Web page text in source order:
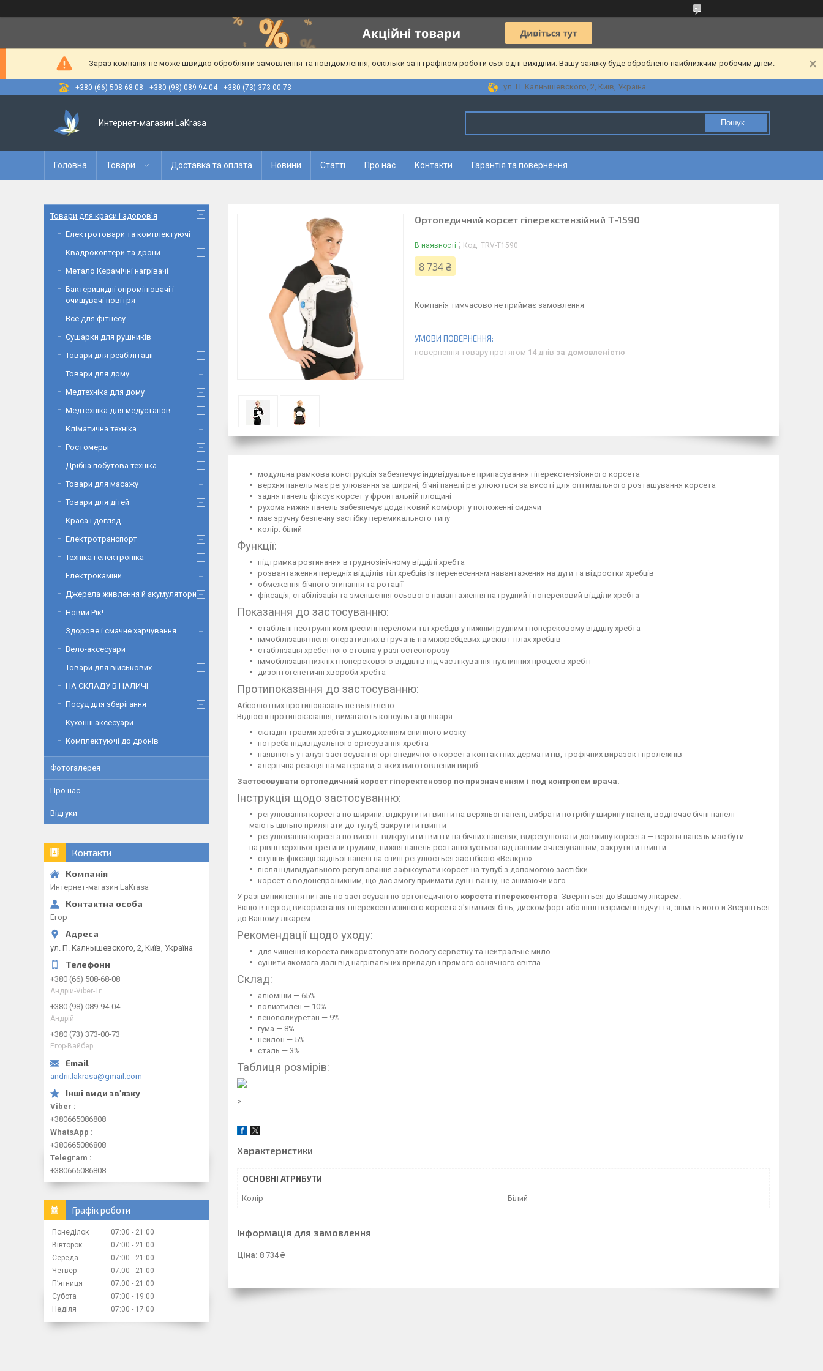
Зараз компанія не може швидко обробляти замовлення та повідомлення, оскільки за її графіком роботи сьогодні вихідний. Вашу заявку буде оброблено найближчим робочим днем.
+380 (66) 508-68-08 +380 (98) 089-94-04 +380 (73) 373-00-73 ул. П. Калнышевского, 2, Київ, Україна
Интернет-магазин LaKrasa Пошук...
Головна Товари Доставка та оплата Новини Статті Про нас Контакти Гарантія та повернення
Ортопедичний корсет гіперекстензійний Т-1590
В наявності Код: TRV-T1590
8 734 ₴
Компанія тимчасово не приймає замовлення
повернення товару протягом 14 днів за домовленістю
модульна рамкова конструкція забезпечує індивідуальне припасування гіперекстензіонного корсета
верхня панель має регулювання за ширині, бічні панелі регулюються за висоті для оптимального розташування корсета
задня панель фіксує корсет у фронтальній площині
рухома нижня панель забезпечує додатковий комфорт у положенні сидячи
має зручну безпечну застібку перемикального типу
колір: білий
Функції:
підтримка розгинання в груднозінічному відділі хребта
розвантаження передніх відділів тіл хребців із перенесенням навантаження на дуги та відростки хребців
обмеження бічного згинання та ротації
фіксація, стабілізація та зменшення осьового навантаження на грудний і поперековий відділи хребта
Показання до застосуванню:
стабільні неотруйні компресійні переломи тіл хребців у нижнімгрудним і поперековому відділу хребта
іммобілізація після оперативних втручань на міжхребцевих дисків і тілах хребців
стабілізація хребетного стовпа у разі остеопорозу
іммобілізація нижніх і поперекового відділів під час лікування пухлинних процесів хребті
дизонтогенетичні хвороби хребта
Протипоказання до застосуванню:
Абсолютних протипоказань не выявлено.
Відносні протипоказання, вимагають консультації лікаря:
складні травми хребта з ушкодженням спинного мозку
потреба індивідуального ортезування хребта
наявність у галузі застосування ортопедичного корсета контактних дерматитів, трофічних виразок і пролежнів
алергічна реакція на матеріали, з яких виготовлений виріб
Застосовувати ортопедичний корсет гіперектенозор по призначенням і под контролем врача.
Інструкція щодо застосуванню:
регулювання корсета по ширини: відкрутити гвинти на верхньої панелі, вибрати потрібну ширину панелі, водночас бічні панелі
мають щільно прилягати до тулуб, закрутити гвинти
регулювання корсета по висоті: відкрутити гвинти на бічних панелях, відрегулювати довжину корсета — верхня панель має бути
на рівні верхньої третини грудини, нижня панель розташовується над ланним зчленуванням, закрутити гвинти
ступінь фіксації задньої панелі на спині регулюється застібкою «Велкро»
після індивідуального регулювання зафіксувати корсет на тулуб з допомогою застібки
корсет є водонепроникним, що дає змогу приймати душ і ванну, не знімаючи його
У разі виникнення питань по застосуванню ортопедичного корсета гіперексентора Зверніться до Вашому лікарем.
Якщо в період використання гіперексентизійного корсета з'явилися біль, дискомфорт або інші неприємні відчуття, зніміть його й Зверніться
до Вашому лікарем.
Рекомендації щодо уходу:
для чищення корсета використовувати вологу серветку та нейтральне мило
сушити якомога далі від нагрівальних приладів і прямого сонячного світла
Склад:
алюміній — 65%
полиэтилен — 10%
пенополиуретан — 9%
гума — 8%
нейлон — 5%
сталь — 3%
Таблиця розмірів:
>
Характеристики
ОСНОВНІ АТРИБУТИ
Колір Білий
Інформація для замовлення
Ціна: 8 734 ₴
Товари для краси і здоров'я
Електротовари та комплектуючі
Квадрокоптери та дрони
Метало Керамічні нагрівачі
Бактерицидні опромінювачі і
очищувачі повітря
Все для фітнесу
Сушарки для рушників
Товари для реабілітації
Товари для дому
Медтехніка для дому
Медтехніка для медустанов
Кліматична техніка
Ростомеры
Дрібна побутова техніка
Товари для масажу
Товари для дітей
Краса і догляд
Електротранспорт
Техніка і електроніка
Електрокаміни
Джерела живлення й акумулятори
Новий Рік!
Здорове і смачне харчування
Вело-аксесуари
Товари для військових
НА СКЛАДУ В НАЛИЧІ
Посуд для зберігання
Кухонні аксесуари
Комплектуючі до дронів
Фотогалерея
Про нас
Відгуки
Контакти
Интернет-магазин LaKrasa
Егор
ул. П. Калнышевского, 2, Київ, Україна
+380 (66) 508-68-08
Андрій-Viber-Тг
+380 (98) 089-94-04
Андрій
+380 (73) 373-00-73
Егор-Вайбер
andrii.lakrasa@gmail.com
Viber
+380665086808
WhatsApp
+380665086808
Telegram
+380665086808
Графік роботи
Понеділок 07:00
21:00
Вівторок
07:00
21:00
Середа
07:00
21:00
Четвер
07:00
21:00
Пʼятниця
07:00
21:00
Субота
07:00
19:00
Неділя
07:00 17:00